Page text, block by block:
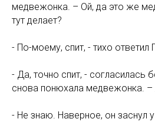
медвежонка. – Ой, да это же
тут делает?
- По-моему, спит, - тихо ответил
- Да, точно спит, - согласилась
снова понюхала медвежонка. –
- Не знаю. Наверное, он заснул